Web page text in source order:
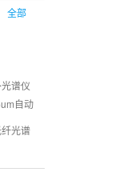
近
全部
谱仪
自动
光谱